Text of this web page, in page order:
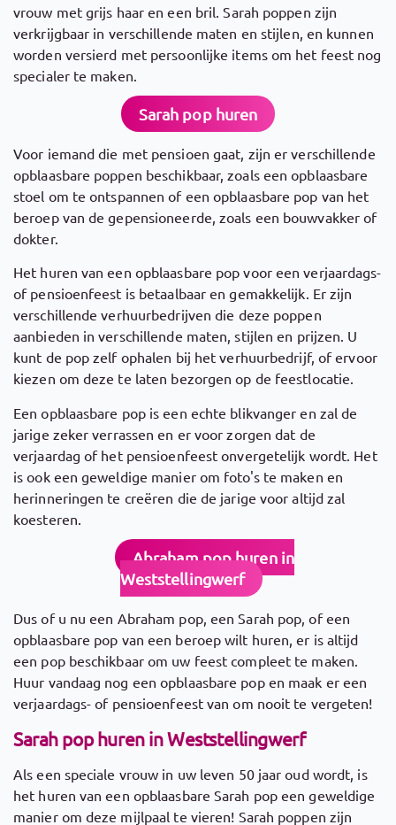
vrouw met grijs haar en een bril. Sarah poppen zijn
verkrijgbaar in verschillende maten en stijlen, en kunnen
worden versierd met persoonlijke items om het feest nog
specialer te maken.
Sarah pop huren
Voor iemand die met pensioen gaat, zijn er verschillende
opblaasbare poppen beschikbaar, zoals een opblaasbare
stoel om te ontspannen of een opblaasbare pop van het
beroep van de gepensioneerde, zoals een bouwvakker of
dokter.
Het huren van een opblaasbare pop voor een verjaardags-
of pensioenfeest is betaalbaar en gemakkelijk. Er zijn
verschillende verhuurbedrijven die deze poppen
aanbieden in verschillende maten, stijlen en prijzen. U
kunt de pop zelf ophalen bij het verhuurbedrijf, of ervoor
kiezen om deze te laten bezorgen op de feestlocatie.
Een opblaasbare pop is een echte blikvanger en zal de
jarige zeker verrassen en er voor zorgen dat de
verjaardag of het pensioenfeest onvergetelijk wordt. Het
is ook een geweldige manier om foto's te maken en
herinneringen te creëren die de jarige voor altijd zal
koesteren.
Abraham pop huren in
Weststellingwerf
Dus of u nu een Abraham pop, een Sarah pop, of een
opblaasbare pop van een beroep wilt huren, er is altijd
een pop beschikbaar om uw feest compleet te maken.
Huur vandaag nog een opblaasbare pop en maak er een
verjaardags- of pensioenfeest van om nooit te vergeten!
Sarah pop huren in Weststellingwerf
Als een speciale vrouw in uw leven 50 jaar oud wordt, is
het huren van een opblaasbare Sarah pop een geweldige
manier om deze mijlpaal te vieren! Sarah poppen zijn